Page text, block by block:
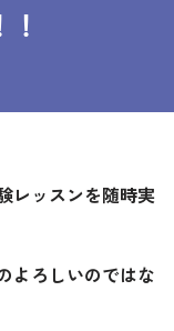
レッスンを随時実
よろしいのではな